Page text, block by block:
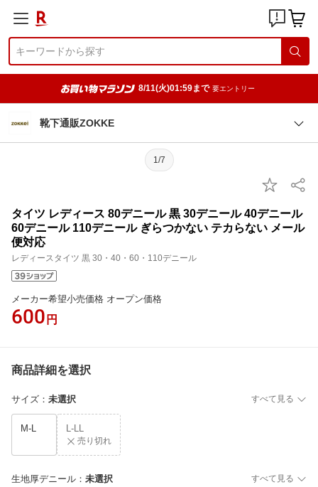
8/11(火)01:59まで 要エントリー
靴下通販ZOKKE
1/7
タイツ レディース 80デニール 黒 30デニール 40デニール
60デニール 110デニール ぎらつかない テカらない メール
便対応
レディースタイツ 黒 30・40・60・110デニール
メーカー希望小売価格 オープン価格
600 円
商品詳細を選択
サイズ ： 未選択 すべて見る
M-L L-LL
売り切れ
生地厚デニール ： 未選択 すべて見る